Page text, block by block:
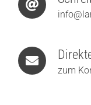
zum